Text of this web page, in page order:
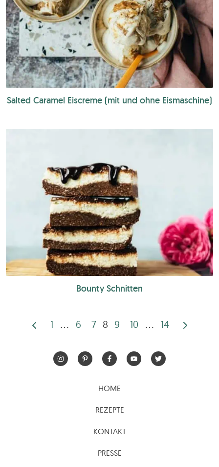
Salted Caramel Eiscreme (mit und ohne Eismaschine)
Bounty Schnitten
Beiträge
1 … 6 7 8 9 10 … 14
HOME
REZEPTE
KONTAKT
PRESSE